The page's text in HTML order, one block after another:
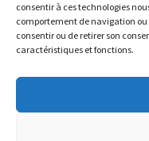
consentir à ces technologies
comportement de navigation ou
consentir ou de retirer son
caractéristiques et fonctions.
Partez à la